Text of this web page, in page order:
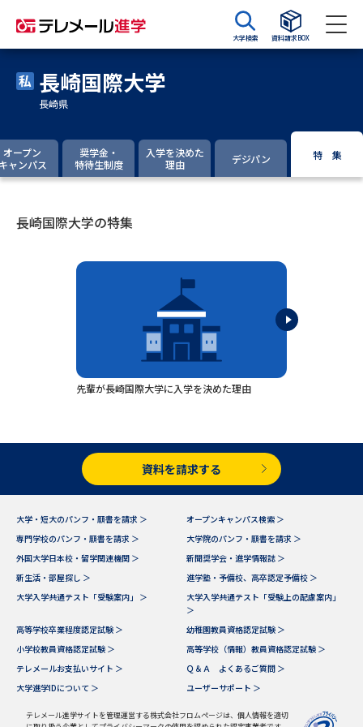
大学検索 資料請求BOX
資料請求
大学・短大の資料種類から請求
総合型選抜・学校推薦型選抜 募
大学・短大以外の資料から請求
大学院の資料請求
大学入学共通テスト「受験上の
配慮案内」の請求
高等学校卒業程度認定試験
幼稚園教員資格認定試験 小学校教員資格認定試験
高等学校（情報）教員資格認定
大学で学べる内容や特徴を調べる
新増設大学・学部・学科特集
国際・グローバルに強い大学特
集
長崎国際大学
長崎県
オープン
ャンパス
奨学金・
特待生制度
入学を決めた
理由
デジパン 特 集
長崎国際大学の特集
先輩が長崎国際大学に入学を決めた理由
資料を請求する
大学・短大のパンフ・願書を請求 ＞
オープンキャンパス検索 ＞
専門学校のパンフ・願書を請求 ＞
大学院のパンフ・願書を請求 ＞
外国大学日本校・留学関連機関 ＞
新聞奨学会・進学情報誌 ＞
新生活・部屋探し ＞
進学塾・予備校、高卒認定予備校 ＞
大学入学共通テスト「受験案内」 ＞
大学入学共通テスト「受験上の配慮案内」
＞
高等学校卒業程度認定試験 ＞
幼稚園教員資格認定試験 ＞
小学校教員資格認定試験 ＞
高等学校（情報）教員資格認定試験 ＞
テレメールお支払いサイト ＞
Ｑ＆Ａ よくあるご質問 ＞
大学進学IDについて ＞
ユーザーサポート ＞
テレメール進学サイトを管理運営する株式会社フロムページは、個人情報を適切